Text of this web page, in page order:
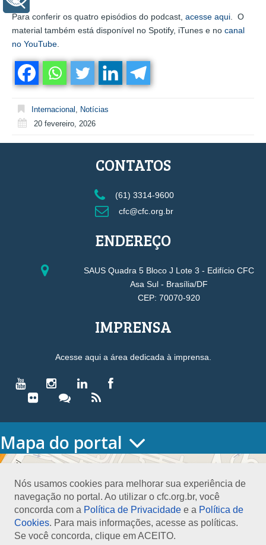
Para conferir os quatro episódios do podcast, acesse aqui. O
material também está disponível no Spotify, iTunes e no canal
no YouTube.
Internacional , Notícias
20 fevereiro, 2026
Nós usamos cookies para melhorar sua experiência de
navegação no portal. Ao utilizar o cfc.org.br, você
concorda com a Política de Privacidade e a Política de
Cookies. Para mais informações, acesse as políticas.
Se você concorda, clique em ACEITO.
CONTATOS
(61) 3314-9600
cfc@cfc.org.br
ENDEREÇO
SAUS Quadra 5 Bloco J Lote 3 - Edifício CFC
Asa Sul - Brasília/DF
CEP: 70070-920
IMPRENSA
Acesse aqui a área dedicada à imprensa.
Mapa do portal
HOME
Conselho Diretor
Nossa Sede
Planejamento
Organograma
Medalha João Lyra